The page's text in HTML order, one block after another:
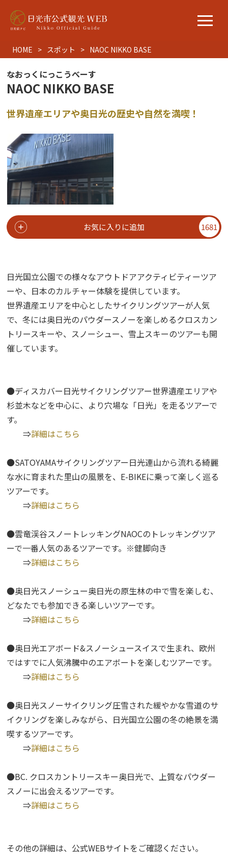
HOME スポット NAOC NIKKO BASE
なおっくにっこうべーす
NAOC NIKKO BASE
世界遺産エリアや奥日光の歴史や自然を満喫！
お気に入りに追加 1681
日光国立公園での様々なアウトドアアクティビティーツア
ーや、日本のカルチャー体験を提供しています。
世界遺産エリアを中心としたサイクリングツアーが人気
で、冬には奥日光のパウダースノーを楽しめるクロスカン
トリースキーや、スノーシュー、雪上スキーのツアーも開
催しています。
●ディスカバー日光サイクリングツアー世界遺産エリアや
杉並木などを中心に、より穴場な「日光」を走るツアーで
す。
⇒詳細はこちら
●SATOYAMAサイクリングツアー日光連山から流れる綺麗
な水に育まれた里山の風景を、E-BIKEに乗って楽しく巡る
ツアーです。
⇒詳細はこちら
●雲竜渓谷スノートレッキングNAOCのトレッキングツア
ーで一番人気のあるツアーです。※健脚向き
⇒詳細はこちら
●奥日光スノーシュー奥日光の原生林の中で雪を楽しむ、
どなたでも参加できる楽しいツアーです。
⇒詳細はこちら
●奥日光エアボード&スノーシュースイスで生まれ、欧州
ではすでに人気沸騰中のエアボートを楽しむツアーです。
⇒詳細はこちら
●奥日光スノーサイクリング圧雪された緩やかな雪道のサ
イクリングを楽しみながら、日光国立公園の冬の絶景を満
喫するツアーです。
⇒詳細はこちら
●BC. クロスカントリースキー奥日光で、上質なパウダー
スノーに出会えるツアーです。
⇒詳細はこちら
その他の詳細は、公式WEBサイトをご確認ください。